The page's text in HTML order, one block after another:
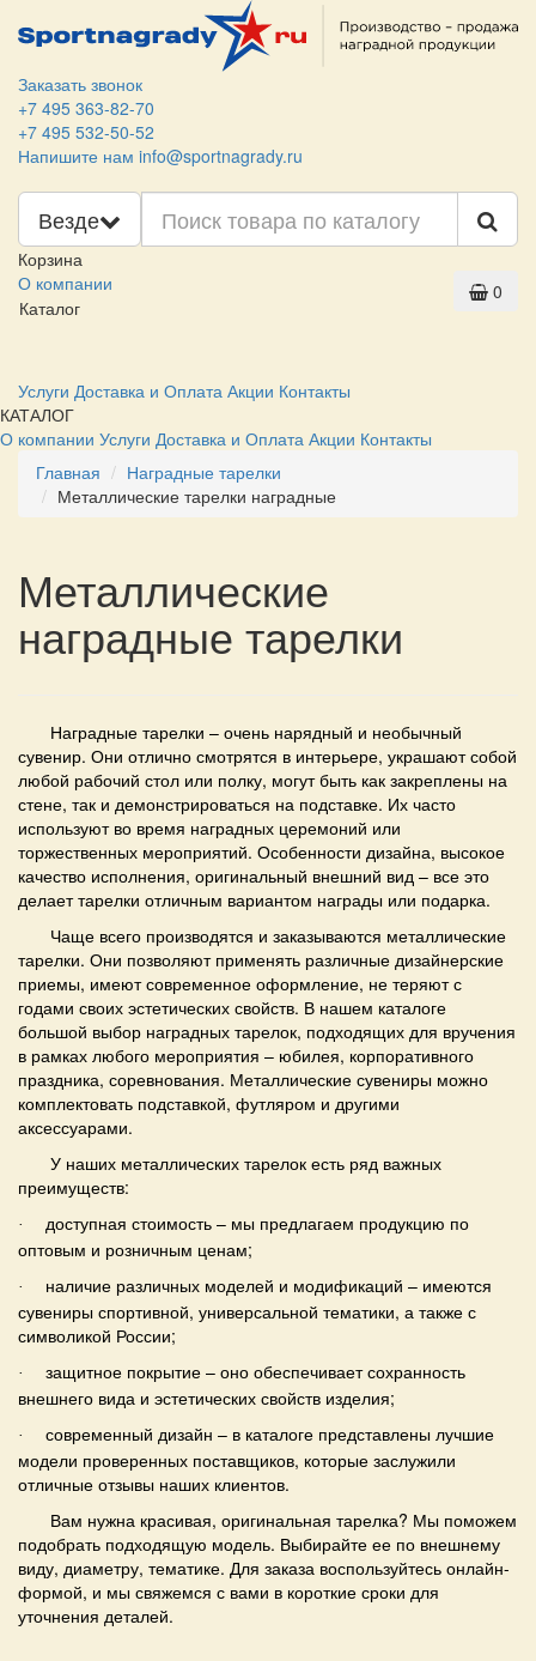
Заказать звонок
+7 495 363-82-70
+7 495 532-50-52
Напишите нам info@sportnagrady.ru
Везде
Корзина
0
О компании
Каталог
Услуги Доставка и Оплата Акции Контакты
КАТАЛОГ
О компании Услуги Доставка и Оплата Акции Контакты
Главная
Наградные тарелки
Металлические тарелки наградные
Металлические
наградные тарелки
Наградные тарелки – очень нарядный и необычный
сувенир. Они отлично смотрятся в интерьере, украшают собой
любой рабочий стол или полку, могут быть как закреплены на
стене, так и демонстрироваться на подставке. Их часто
используют во время наградных церемоний или
торжественных мероприятий. Особенности дизайна, высокое
качество исполнения, оригинальный внешний вид – все это
делаеттарелки отличным вариантом награды или подарка.
Чаще всего производятся и заказываются металлические
тарелки. Они позволяют применять различные дизайнерские
приемы, имеют современное оформление, не теряют с
годами своих эстетических свойств. В нашем каталоге
большой выбор наградных тарелок, подходящих для вручения
в рамках любого мероприятия – юбилея, корпоративного
праздника, соревнования. Металлические сувениры можно
комплектовать подставкой, футляром и другими
аксессуарами.
У наших металлических тарелок есть ряд важных
преимуществ:
·
доступная стоимость – мы предлагаем продукцию по
оптовым и розничным ценам;
·
наличие различных моделей и модификаций – имеются
сувениры спортивной, универсальной тематики, а также с
символикой России;
·
защитное покрытие – оно обеспечивает сохранность
внешнего вида и эстетических свойств изделия;
·
современный дизайн – в каталоге представлены лучшие
модели проверенных поставщиков, которые заслужили
отличные отзывы наших клиентов.
Вам нужна красивая, оригинальная тарелка? Мы поможем
подобрать подходящую модель. Выбирайте ее по внешнему
виду, диаметру, тематике. Для заказа воспользуйтесь онлайн-
формой, и мы свяжемся с вами в короткие сроки для
уточнения деталей.